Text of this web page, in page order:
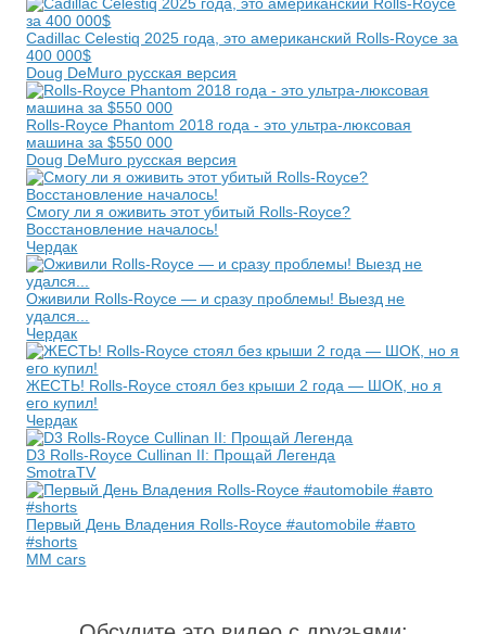
Cadillac Celestiq 2025 года, это американский Rolls-Royce за
400 000$
Doug DeMuro русская версия
Rolls-Royce Phantom 2018 года - это ультра-люксовая
машина за $550 000
Doug DeMuro русская версия
Смогу ли я оживить этот убитый Rolls-Royce?
Восстановление началось!
Чердак
Оживили Rolls-Royce — и сразу проблемы! Выезд не
удался...
Чердак
ЖЕСТЬ! Rolls-Royce стоял без крыши 2 года — ШОК, но я
его купил!
Чердак
D3 Rolls-Royce Cullinan II: Прощай Легенда
SmotraTV
Первый День Владения Rolls-Royce #automobile #авто
#shorts
MM cars